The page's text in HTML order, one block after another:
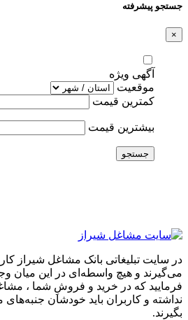
جستجو پیشرفته
×
آگهی ویژه
موقعیت
کمترین قیمت
بیشترین قیمت
جستجو
در سایت تبلیغاتی بانک مشاغل شیراز
می‌گیرند و هیچ واسطه‌ای در این میان
فرمایید که در خرید و فروشِ شما ،
نداشته و کاربران باید خودشان جنبه‌های
بگیرند.